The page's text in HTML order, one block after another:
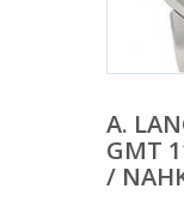
A.
GMT
/